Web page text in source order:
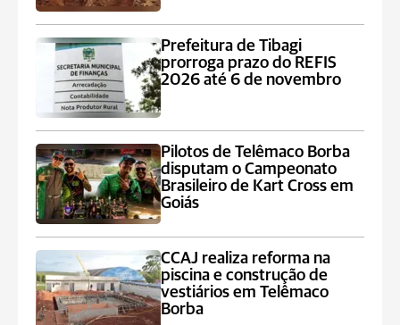
Prefeitura de Tibagi
prorroga prazo do REFIS
2026 até 6 de novembro
Pilotos de Telêmaco Borba
disputam o Campeonato
Brasileiro de Kart Cross em
Goiás
CCAJ realiza reforma na
piscina e construção de
vestiários em Telêmaco
Borba